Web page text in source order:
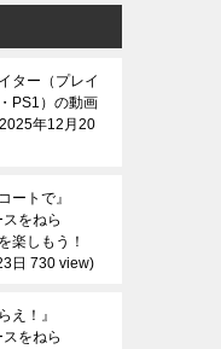
ター（プレイ
PS1）の動画
2025年12月20
ートで』
スをねら
楽しもう！
日 730 view
え！』
スをねら